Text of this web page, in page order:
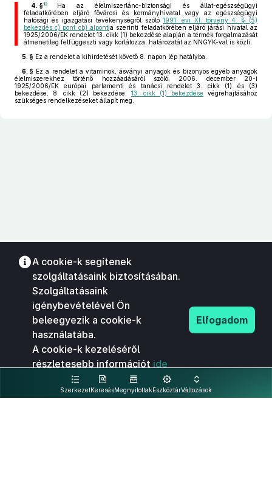
4. §12
Ha az élelmiszerlánc-biztonsági és állat-egészségügyi
feladatkörében eljáró fővárosi és kormányhivatal vagy az egészségügyi
hatósági és igazgatási tevékenységről szóló1991. évi XI. törvény 4. § (5)
bekezdés c) pont cb) alpontja szerinti feladatkörében eljáró járási hivatal az
1925/2006/EK rendelet 13. cikk (1) bekezdése alapján a termék forgalmazását
átmenetileg felfüggeszti vagy korlátozza, határozatát az NNGYK-val is közli.
5. § Ez a rendelet a kihirdetését követő 8. napon lép hatályba.
6. § Ez a rendelet a vitaminok, ásványi anyagok és bizonyos egyéb anyagok
élelmiszerekhez történő hozzáadásáról szóló, 2006. december 20-i
1925/2006/EK európai parlamenti és tanácsi rendelet 3. cikk (1) és (3)
bekezdése, 8. cikk (2) bekezdése, 13. cikk (1) bekezdése végrehajtásához
szükséges rendelkezéseket állapít meg.
SzerkezetKeresésMegnyitottakEszköztárVáltozások
A cookie-k segítenek
szolgáltatásaink biztosításában.
Szolgáltatásaink
igénybevételével Ön
beleegyezik a cookie-k
használatába.
A cookie-k kezeléséről
részletesebb információt ide
kattintva olvashat.
Elfogadom